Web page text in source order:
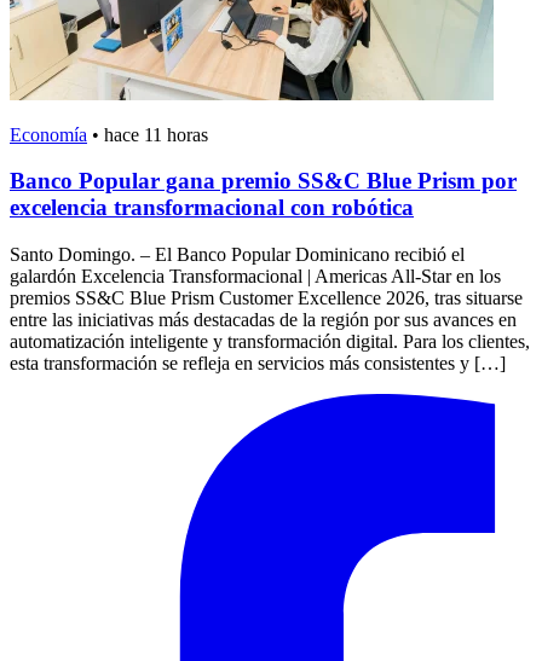
Economía • hace 11 horas
Banco Popular gana premio SS&C Blue Prism por
excelencia transformacional con robótica
Santo Domingo. – El Banco Popular Dominicano recibió el
galardón Excelencia Transformacional | Americas All-Star en los
premios SS&C Blue Prism Customer Excellence 2026, tras situarse
entre las iniciativas más destacadas de la región por sus avances en
automatización inteligente y transformación digital. Para los clientes,
esta transformación se refleja en servicios más consistentes y […]